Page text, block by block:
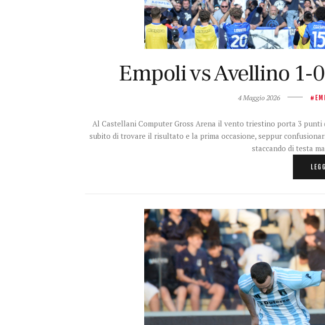
Empoli vs Avellino 1-
4 Maggio 2026
Al Castellani Computer Gross Arena il vento triestino porta 3 punti
subito di trovare il risultato e la prima occasione, seppur
staccando di testa